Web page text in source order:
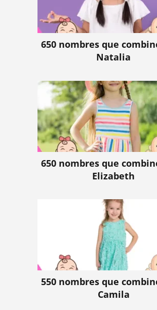
650 nombres que
Natalia
650 nombres que
Elizabeth
550 nombres que
Camila